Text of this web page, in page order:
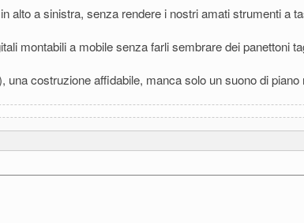
alto a sinistra, senza rendere i nostri amati strumenti a
montabili a mobile senza farli sembrare dei panettoni
costruzione affidabile, manca solo un suono di piano